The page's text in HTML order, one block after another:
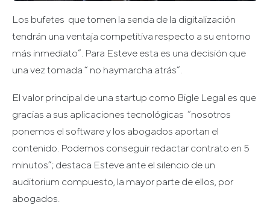
Los bufetes que tomen la senda de la digitalización
tendrán una ventaja competitiva respecto a su entorno
más inmediato”. Para Esteve esta es una decisión que
una vez tomada “ no haymarcha atrás”.
El valor principal de una startup como Bigle Legal es que
gracias a sus aplicaciones tecnológicas “nosotros
ponemos el software y los abogados aportan el
contenido. Podemos conseguir redactar contrato en 5
minutos”; destaca Esteve ante el silencio de un
auditorium compuesto, la mayor parte de ellos, por
abogados.